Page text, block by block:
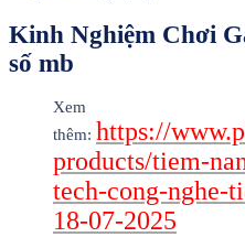
Kinh Nghiệm Chơi
số mb
Xem
thêm: https://
products/tiem-
tech-cong-nghe-
18-07-2025